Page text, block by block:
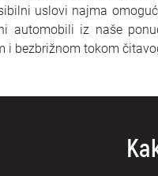
uslovi najma
automobili iz naše
bezbrižnom tokom